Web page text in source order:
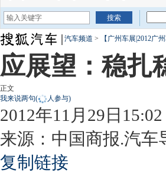
汽车频道 > 【广州车展|2012广
应展望：稳扎
正文
我来说两句( 人参与)
2012年11月29日15:02
来源： 中国商报.汽车
复制链接